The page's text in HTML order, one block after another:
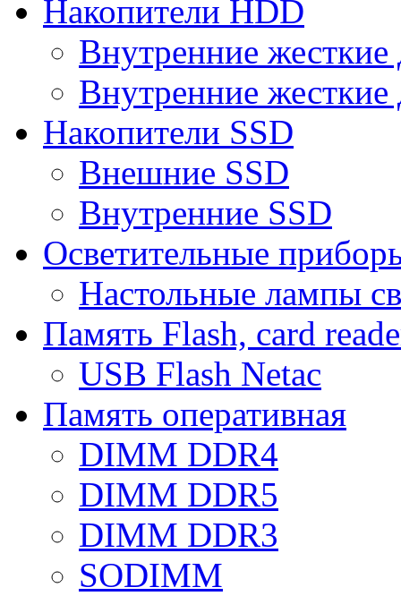
Накопители HDD
Внутренние
Внутренние
Накопители SSD
Внешние SSD
Внутренние SSD
Осветительные
Настольные лампы
Память Flash, card
USB Flash Netac
Память оперативная
DIMM DDR4
DIMM DDR5
DIMM DDR3
SODIMM